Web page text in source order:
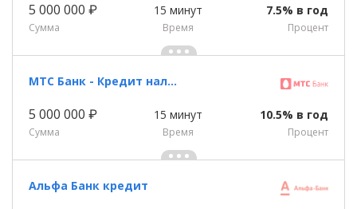
5 000 000 ₽
Сумма
15 минут
Время
7.5% в год
Процент
МТС Банк - Кредит наличными
5 000 000 ₽
Сумма
15 минут
Время
10.5% в год
Процент
Альфа Банк кредит